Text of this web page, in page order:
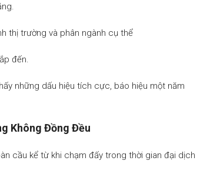
thị trường và phân ngành cụ thể
đến.
những dấu hiệu tích cực, báo hiệu một năm
Không Đồng Đều
cầu kể từ khi chạm đấy trong thời gian đại dịch